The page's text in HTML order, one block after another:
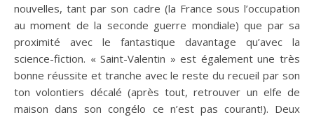
nouvelles, tant par son cadre (la France sous l’occupation
au moment de la seconde guerre mondiale) que par sa
proximité avec le fantastique davantage qu’avec la
science-fiction. « Saint-Valentin » est également une très
bonne réussite et tranche avec le reste du recueil par son
ton volontiers décalé (après tout, retrouver un elfe de
maison dans son congélo ce n’est pas courant!). Deux